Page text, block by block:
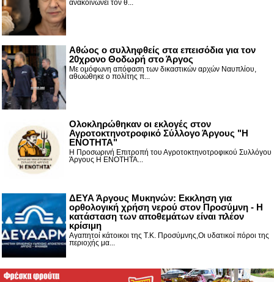
ανακοινώνει τον θ...
Αθώος ο συλληφθείς στα επεισόδια για τον
20χρονο Θοδωρή στο Άργος
Με ομόφωνη απόφαση των δικαστικών αρχών Ναυπλίου,
αθωώθηκε ο πολίτης π...
Ολοκληρώθηκαν οι εκλογές στον
Αγροτοκτηνοτροφικό Σύλλογο Άργους "Η
ΕΝΟΤΗΤΑ"
Η Προσωρινή Επιτροπή του Αγροτοκτηνοτροφικού Συλλόγου
Άργους Η ΕΝΟΤΗΤΑ...
ΔΕΥΑ Άργους Μυκηνών: Εκκληση για
ορθολογική χρήση νερού στον Προσύμνη - Η
κατάσταση των αποθεμάτων είναι πλέον
κρίσιμη
Αγαπητοί κάτοικοι της Τ.Κ. Προσύμνης,Οι υδατικοί πόροι της
περιοχής μα...